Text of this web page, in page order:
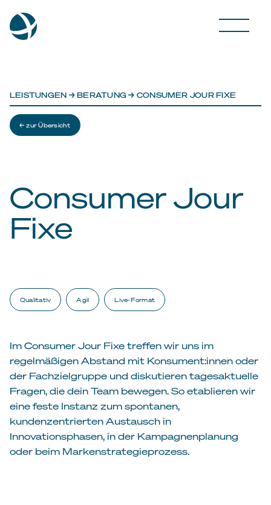
LEISTUNGEN →BERATUNG → CONSUMER JOUR FIXE
← zur Übersicht
Consumer Jour
Fixe
Qualitativ Agil Live-Format
Im Consumer Jour Fixe treffen wir uns im
regelmäßigen Abstand mit Konsument:innen oder
der Fachzielgruppe und diskutieren tagesaktuelle
Fragen, die dein Team bewegen. So etablieren wir
eine feste Instanz zum spontanen,
kundenzentrierten Austausch in
Innovationsphasen, in der Kampagnenplanung
oder beim Markenstrategieprozess.